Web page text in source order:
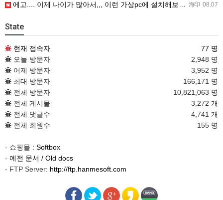
海印 08.07
에고.... 이제 나이가 많아서,,, 이런 가상pc에 설치해보는 것도 귀찮군요.. ㅎㅎ 날씨도 덥고.....…
State
현재 접속자
77 명
오늘 방문자
2,948 명
어제 방문자
3,952 명
최대 방문자
166,171 명
전체 방문자
10,821,063 명
전체 게시물
3,272 개
전체 댓글수
4,741 개
전체 회원수
155 명
- 쇼핑몰 : Softbox
- 예전 문서 / Old docs
- FTP Server: http://ftp.hanmesoft.com